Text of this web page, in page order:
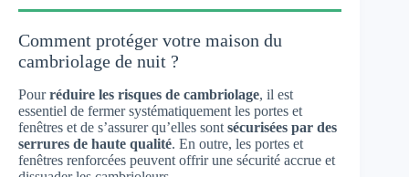
Comment protéger votre maison du
cambriolage de nuit ?
Pourréduire les risques de cambriolage, il est
essentiel de fermer systématiquement les portes et
fenêtres et de s’assurer qu’elles sont sécurisées par des
serrures de haute qualité. En outre, les portes et
fenêtres renforcées peuvent offrir une sécurité accrue et